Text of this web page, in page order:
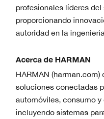
profesionales líderes
proporcionando
autoridad en la
Acerca de HARMAN
HARMAN
soluciones conectadas
automóviles, consumo
incluyendo sistemas